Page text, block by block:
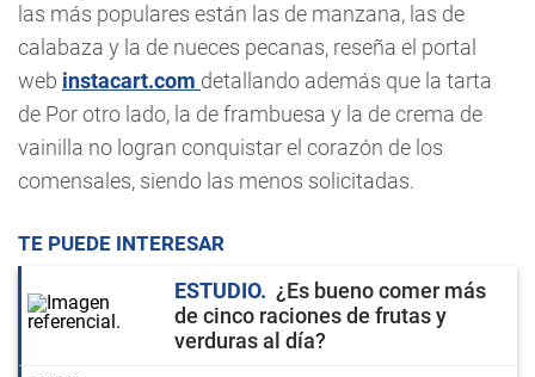
las más populares están las de manzana, las de
calabaza y la de nueces pecanas, reseña el portal
web instacart.com detallando además que la tarta
de Por otro lado, la de frambuesa y la de crema de
vainilla no logran conquistar el corazón de los
comensales, siendo las menos solicitadas.
TE PUEDE INTERESAR
ESTUDIO
¿Es bueno comer más
de cinco raciones de frutas y
verduras al día?